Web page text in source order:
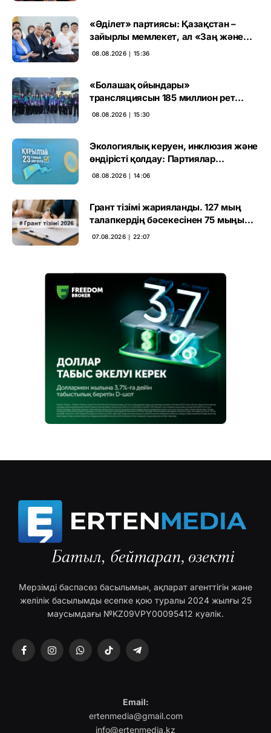
«Әділет» партиясы: Қазақстан –
зайырлы мемлекет, ал «Заң және
тәртіп» қағидаты баршаға міндетті
08.08.2026 ∣ 15:36
«Болашақ ойындары»
трансляциясын 185 миллион рет
көрген
08.08.2026 ∣ 15:30
Экологиялық керуен, инклюзия және
өндірісті қолдау: Партиялар
өңірлерде қандай мәселе көтерді
08.08.2026 ∣ 14:06
Грант тізімі жарияланды. 127 мың
талапкердің бәсекесінен 75 мыңы
өтті
07.08.2026 ∣ 22:07
Мерзімді баспасөз басылымын, ақпарат агенттігін және
желілік басылымды есепке қою туралы 2024 жылғы 25
маусымдағы №KZ09VPY00095412 куәлік.
FacebookInstagramWhatsAppTikTok Telegram
Email:
ertenmedia@gmail.com
info@ertenmedia.kz